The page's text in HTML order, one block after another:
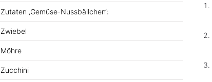
Zutaten ‚Gemüse-Nussbällchen‘:
Zwiebel
Möhre
Zucchini